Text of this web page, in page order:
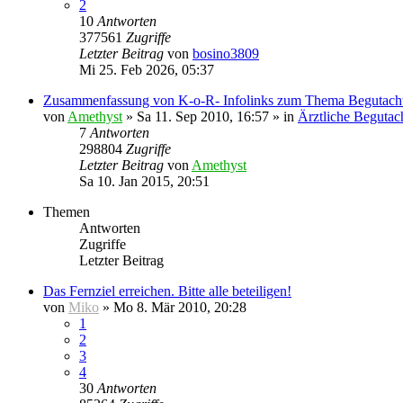
2
10Antworten
377561 Zugriffe
Letzter Beitrag von bosino3809
Mi 25. Feb 2026, 05:37
Zusammenfassung von K-o-R- Infolinks zum Thema
vonAmethyst» Sa 11. Sep 2010, 16:57 » in Ärztliche
7Antworten
298804 Zugriffe
Letzter Beitrag vonAmethyst
Sa 10. Jan 2015, 20:51
Themen
Antworten
Zugriffe
Letzter Beitrag
Das Fernziel erreichen. Bitte alle beteiligen!
von Miko » Mo 8. Mär 2010, 20:28
1
2
3
4
30Antworten